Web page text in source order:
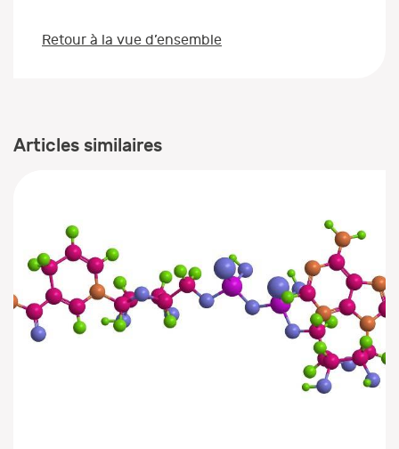
Retour à la vue d’ensemble
Articles similaires